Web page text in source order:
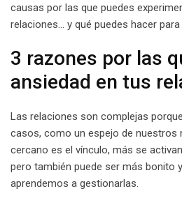
causas por las que puedes
relaciones… y qué puedes hacer
3 razones por las
ansiedad en tus
Las relaciones son complejas
casos, como un espejo de nuestros
cercano es el vínculo, más se
pero también puede ser más bonito
aprendemos a gestionarlas.